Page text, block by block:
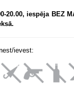
20.00, iespēja BEZ
ievest: